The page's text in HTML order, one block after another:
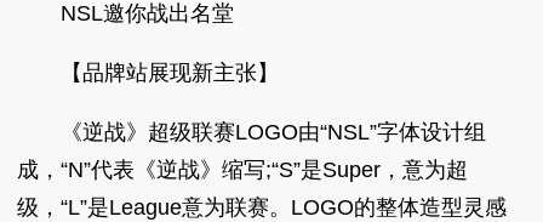
NSL邀你战出名堂
【品牌站展现新主张】
《逆战》超级联赛LOGO由“NSL”字体设计组
成，“N”代表《逆战》缩写;“S”是Super，意为超
级，“L”是League意为联赛。LOGO的整体造型灵感